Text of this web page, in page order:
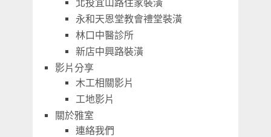
北投宜山路住家裝潢
永和天恩堂教會禮堂裝潢
林口中醫診所
新店中興路裝潢
影片分享
木工相關影片
工地影片
關於雅室
連絡我們